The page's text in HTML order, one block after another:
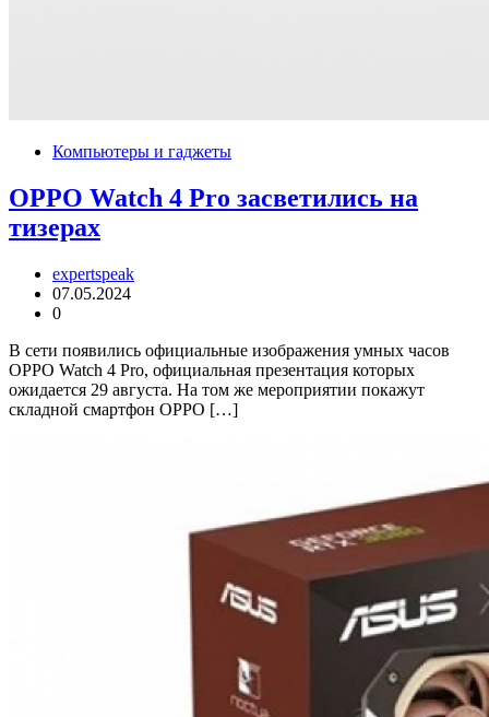
Компьютеры и гаджеты
OPPO Watch 4 Pro засветились на
тизерах
expertspeak
07.05.2024
0
В сети появились официальные изображения умных часов
OPPO Watch 4 Pro, официальная презентация которых
ожидается 29 августа. На том же мероприятии покажут
складной смартфон OPPO […]